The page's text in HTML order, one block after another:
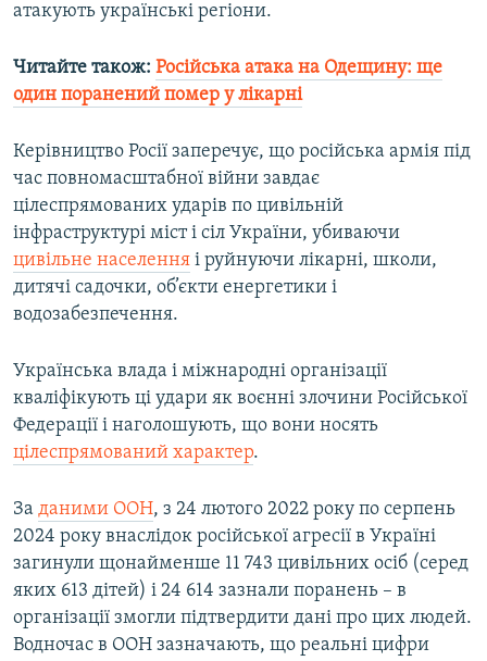
атакують українські регіони.
Читайте також: Російська атака на Одещину: ще
один поранений помер у лікарні
Керівництво Росії заперечує, що російська армія під
час повномасштабної війни завдає
цілеспрямованих ударів по цивільній
інфраструктурі міст і сіл України, убиваючи
цивільне населення і руйнуючи лікарні, школи,
дитячі садочки, об’єкти енергетики і
водозабезпечення.
Українська влада і міжнародні організації
кваліфікують ці удари як воєнні злочини Російської
Федерації і наголошують, що вони носять
цілеспрямований характер.
За даними ООН, з 24 лютого 2022 року по серпень
2024 року внаслідок російської агресії в Україні
загинули щонайменше 11 743 цивільних осіб (серед
яких 613 дітей) і 24 614 зазнали поранень – в
організації змогли підтвердити дані про цих людей.
Водночас в ООН зазначають, що реальні цифри